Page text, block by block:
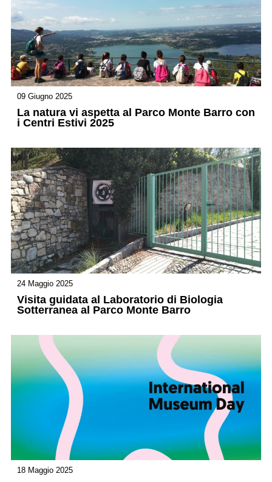
09 Giugno 2025
La natura vi aspetta al Parco Monte Barro con
i Centri Estivi 2025
24 Maggio 2025
Visita guidata al Laboratorio di Biologia
Sotterranea al Parco Monte Barro
18 Maggio 2025